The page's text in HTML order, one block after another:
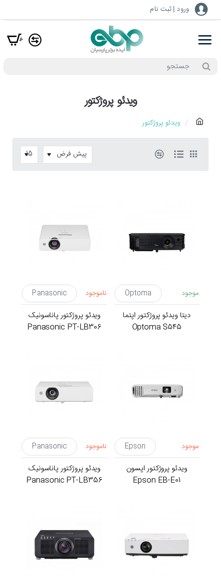
ورود | ثبت نام
ویدئو پروژکتور
m
ویدئو پروژکتور
موجود Optoma
دیتا ویدئو پروژکتور اپتما
Optoma S545
ناموجود Panasonic
ویدئو پروژکتور پاناسونیک
Panasonic PT-LB306
موجود Epson
ویدئو پروژکتور اپسون
Epson EB-E01
ناموجود Panasonic
ویدئو پروژکتور پاناسونیک
Panasonic PT-LB356